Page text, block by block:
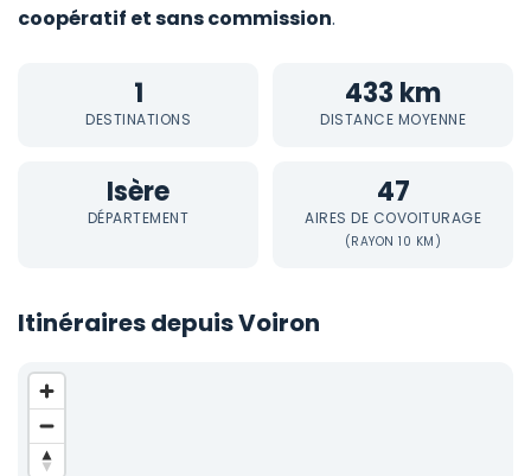
coopératif et sans commission.
1
DESTINATIONS
433 km
DISTANCE MOYENNE
Isère
DÉPARTEMENT
47
AIRES DE COVOITURAGE
(RAYON 10 KM)
Itinéraires depuis Voiron